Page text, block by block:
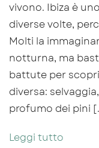
vivono. Ibiza è
diverse volte,
Molti la
notturna, ma
battute per
diversa:
profumo dei pini
Leggi tutto